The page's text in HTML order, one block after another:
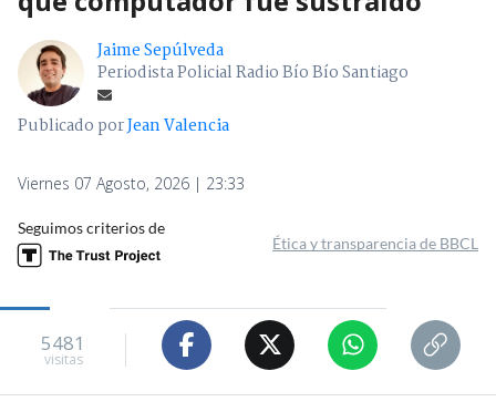
Jaime Sepúlveda
Periodista Policial Radio Bío Bío Santiago
Publicado porJean Valencia
Viernes 07 Agosto, 2026 | 23:33
Seguimos criterios de
Ética y transparencia de BBCL
5481
visitas